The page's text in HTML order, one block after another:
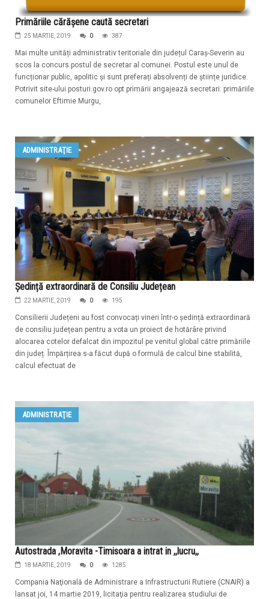
Primăriile cărășene caută secretari
25 MARTIE, 2019 0 387
Mai multe unități administrativ teritoriale din județul Caraș-Severin au
scos la concurs postul de secretar al comunei. Postul este unul de
funcționar public, apolitic și sunt preferați absolvenți de științe juridice.
Potrivit site-ului posturi.gov.ro opt primării angajează secretari: primăriile
comunelor Eftimie Murgu,
ADMINISTRAŢIE
Ședință extraordinară de Consiliu Județean
22 MARTIE, 2019 0 195
Consilierii Județeni au fost convocați vineri într-o ședință extraordinară
de consiliu județean pentru a vota un proiect de hotărâre privind
alocarea cotelor defalcat din impozitul pe venitul global către primăriile
din județ. Împărțirea s-a făcut după o formulă de calcul bine stabilită,
calcul efectuat de
ADMINISTRAŢIE
Autostrada ,Moravita -Timisoara a intrat in ,,lucru,,
18 MARTIE, 2019 0 1285
Compania Naţională de Administrare a Infrastructurii Rutiere (CNAIR) a
lansat joi, 14 martie 2019, licitaţia pentru realizarea studiului de